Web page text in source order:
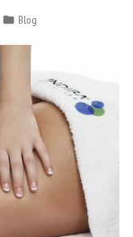
Publicado
Blog